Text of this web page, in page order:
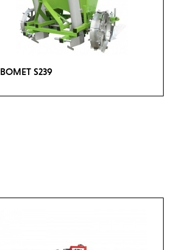
BOMET S239